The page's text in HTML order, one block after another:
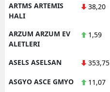
ARTMS ARTEMIS
HALI
38,20
ARZUM ARZUM EV
ALETLERI
1,59
ASELS ASELSAN 353,75
ASGYO ASCE GMYO 11,07